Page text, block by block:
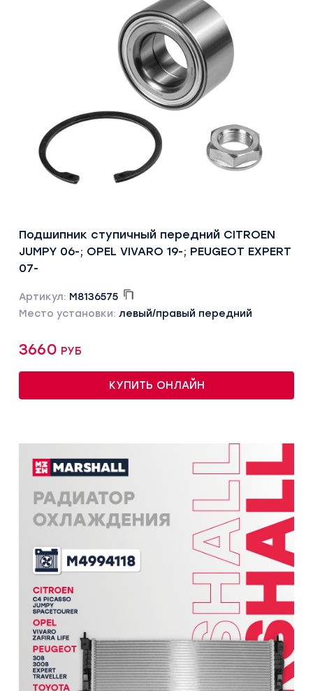
Подшипник ступичный передний CITROEN
JUMPY 06-; OPEL VIVARO 19-; PEUGEOT EXPERT
07-
Артикул: M8136575
Место установки: левый/правый передний
3660 руб
КУПИТЬ ОНЛАЙН